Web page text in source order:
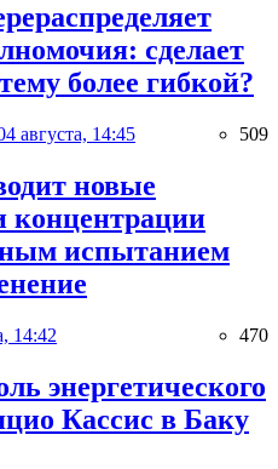
сделает
более гибкой?
августа, 14:45 509
новые
концентрации
испытанием
14:42 470
энергетического
Кассис в Баку